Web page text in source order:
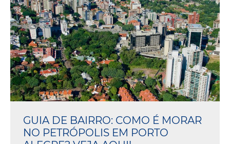
GUIA DE BAIRRO: COMO É MORAR
NO PETRÓPOLIS EM PORTO